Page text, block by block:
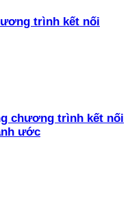
trình kết nối
chương trình kết nối
ước